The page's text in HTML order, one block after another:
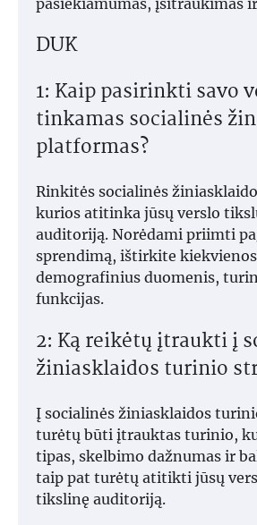
DUK
1: Kaip pasirinkti savo
tinkamas socialinės
platformas?
Rinkitės socialinės
kurios atitinka jūsų verslo
auditoriją. Norėdami priimti
sprendimą, ištirkite
demografinius duomenis,
funkcijas.
2: Ką reikėtų įtraukti į
žiniasklaidos turinio
Į socialinės žiniasklaidos
turėtų būti įtrauktas turinio,
tipas, skelbimo dažnumas ir
taip pat turėtų atitikti jūsų
tikslinę auditoriją.